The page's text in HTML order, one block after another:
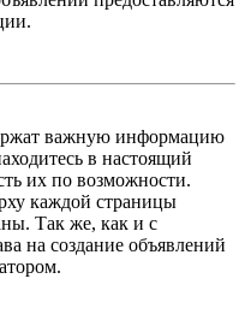
важную информацию
в настоящий
их по возможности.
каждой страницы
Так же, как и с
на создание объявлений